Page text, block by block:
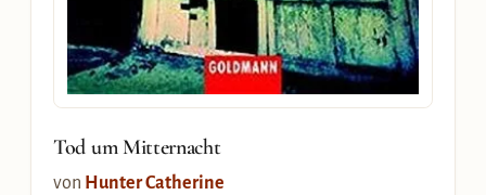
Tod um Mitternacht
von Hunter Catherine